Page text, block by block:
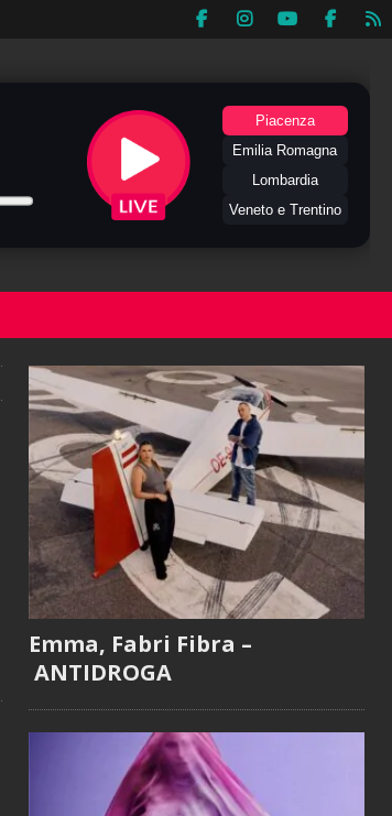
Piacenza
Emilia Romagna
Lombardia
Veneto e Trentino
Emma, Fabri Fibra –
ANTIDROGA